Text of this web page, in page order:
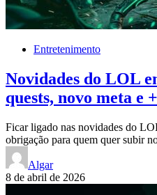
Entretenimento
Novidades do LOL
quests, novo meta e +
Ficar ligado nas novidades do
obrigação para quem quer subir
Algar
8 de abril de 2026